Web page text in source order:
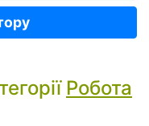
Робота